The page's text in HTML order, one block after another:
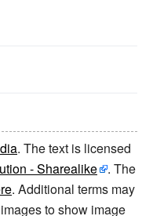
. The text is licensed
- Sharealike
. The
. Additional terms may
to show image